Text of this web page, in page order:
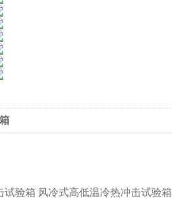
试验箱 风冷式高低温冷热冲击试验箱